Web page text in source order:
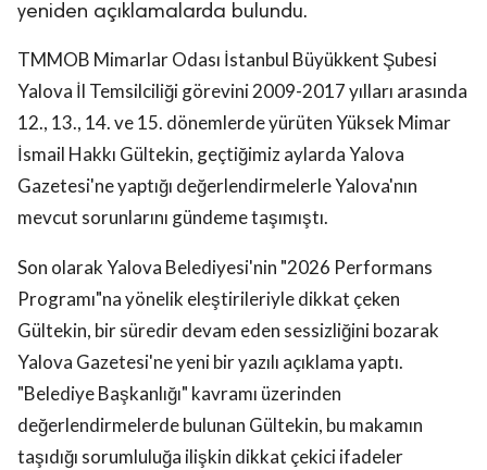
yeniden açıklamalarda bulundu.
TMMOB Mimarlar Odası İstanbul Büyükkent Şubesi
Yalova İl Temsilciliği görevini 2009-2017 yılları arasında
12., 13., 14. ve 15. dönemlerde yürüten Yüksek Mimar
İsmail Hakkı Gültekin, geçtiğimiz aylarda Yalova
Gazetesi'ne yaptığı değerlendirmelerle Yalova'nın
mevcut sorunlarını gündeme taşımıştı.
Son olarak Yalova Belediyesi'nin "2026 Performans
Programı"na yönelik eleştirileriyle dikkat çeken
Gültekin, bir süredir devam eden sessizliğini bozarak
Yalova Gazetesi'ne yeni bir yazılı açıklama yaptı.
"Belediye Başkanlığı" kavramı üzerinden
değerlendirmelerde bulunan Gültekin, bu makamın
taşıdığı sorumluluğa ilişkin dikkat çekici ifadeler